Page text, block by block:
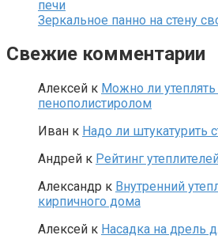
печи
Зеркальное панно на стену
Свежие комментарии
Алексей к Можно ли
пенополистиролом
Иван к Надо ли штукатурить
Андрей к Рейтинг
Александр к Внутренний
кирпичного дома
Алексей к Насадка на дрель